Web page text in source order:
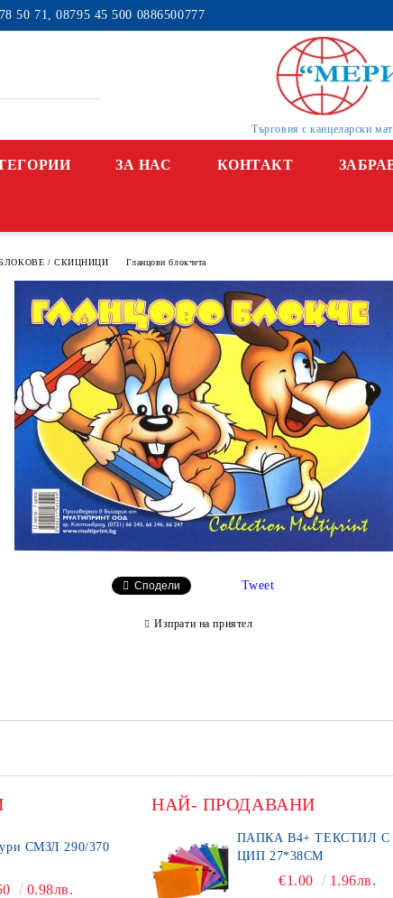
50 71, 08795 45 500 0886500777
Търговия с канцеларски
ЗА НАС КОНТАКТ
/ СКИЦНИЦИ Гланцови блокчета
Сподели Tweet
Изпрати на приятел
0.98лв.
НАЙ- ПРОДАВАНИ
ПАПКА В4+ ТЕКСТИЛ С
ЦИП 27*38СМ
€1.00 1.96лв.